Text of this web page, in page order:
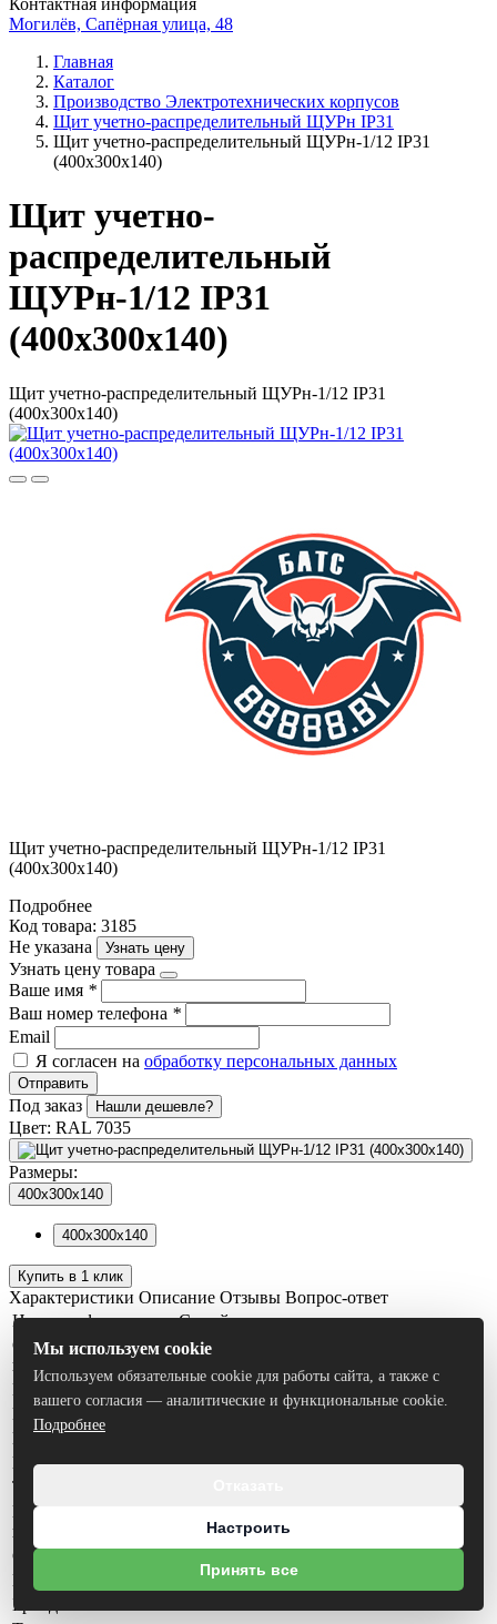
Контактная информация
Могилёв, Сапёрная улица, 48
Главная
Каталог
Производство Электротехнических корпусов
Щит учетно-распределительный ЩУРн IP31
Щит учетно-распределительный ЩУРн-1/12 IP31
(400х300х140)
Щит учетно-
распределительный
ЩУРн-1/12 IP31
(400х300х140)
Щит учетно-распределительный ЩУРн-1/12 IP31
(400х300х140)
Щит учетно-распределительный ЩУРн-1/12 IP31
(400х300х140)
Подробнее
Код товара: 3185
Не указана
Узнать цену
Узнать цену товара
Ваше имя *
Ваш номер телефона *
Email
Я согласен на обработку персональных данных
Отправить
Под заказ Нашли дешевле?
Цвет: RAL 7035
Размеры:
400х300х140
400х300х140
Купить в 1 клик
Характеристики Описание Отзывы Вопрос-ответ
Цвет для фильтра
Серый
Страна
происхождения
Беларусь
Гарантийный срок
12 месяцев
Высота, мм
Ширина, мм
Глубина, мм
140 мм
Тип счётчика
Номинальное
количество модулей
Степень защиты, IP
Производитель
ООО "БАТС-ОПТ" РБ
Бренд
Мы используем cookie
Используем обязательные cookie для работы сайта, а также с
вашего согласия — аналитические и функциональные cookie.
Подробнее
Настроить
Принять все